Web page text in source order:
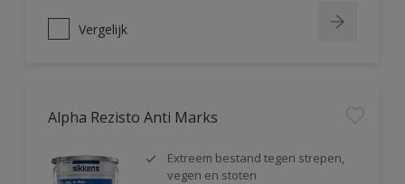
Vergelijk
Alpha Rezisto Anti Marks
Extreem bestand tegen strepen,
vegen en stoten